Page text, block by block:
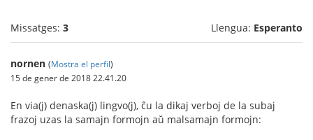
Missatges: 3 Llengua: Esperanto
nornen (Mostra el perfil)
15 de gener de 2018 22.41.20
En via(j) denaska(j) lingvo(j), ĉu la dikaj verboj de la subaj
frazoj uzas la samajn formojn aŭ malsamajn formojn: